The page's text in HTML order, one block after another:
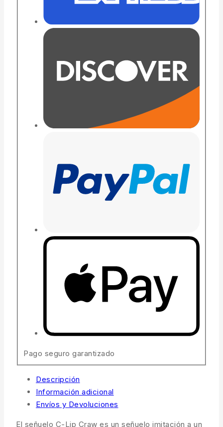
Pago seguro garantizado
Descripción
Información adicional
Envíos y Devoluciones
El señuelo C-Lip Craw es un señuelo imitación a un